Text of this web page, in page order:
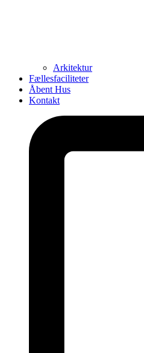
Arkitektur
Fællesfaciliteter
Åbent Hus
Kontakt